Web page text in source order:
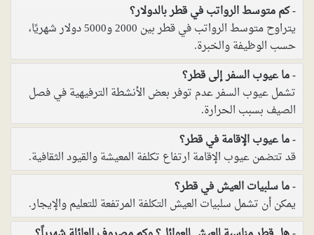
كم متوسط الرواتب في قطر بالدولار؟
يتراوح متوسط الرواتب في قطر بين 2000 و5000 دولار شهريًا،
حسب الوظيفة والخبرة.
ما عيوب السفر إلى قطر؟
تشمل عيوب السفر عدم توفر بعض الأنشطة الترفيهية في فصل
الصيف بسبب الحرارة.
ما عيوب الإقامة في قطر؟
قد تتضمن عيوب الإقامة ارتفاع تكلفة المعيشة والقيود الثقافية.
ما سلبيات العيش في قطر؟
يمكن أن تشمل سلبيات العيش التكلفة المرتفعة للتعليم والإيجار.